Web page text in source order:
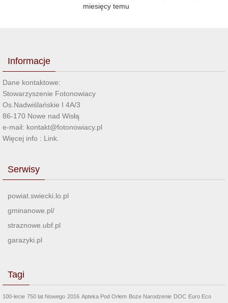
miesięcy temu
Informacje
Dane kontaktowe:
Stowarzyszenie Fotonowiacy
Os.Nadwiślańskie I 4A/3
86-170 Nowe nad Wisłą
e-mail: kontakt@fotonowiacy.pl
Więcej info : Link
Serwisy
powiat.swiecki.lo.pl
gminanowe.pl/
straznowe.ubf.pl
garazyki.pl
Tagi
100-lecie 750 lat Nowego 2016 Apteka Pod Orłem Boże Narodzenie DOC Euro Eco